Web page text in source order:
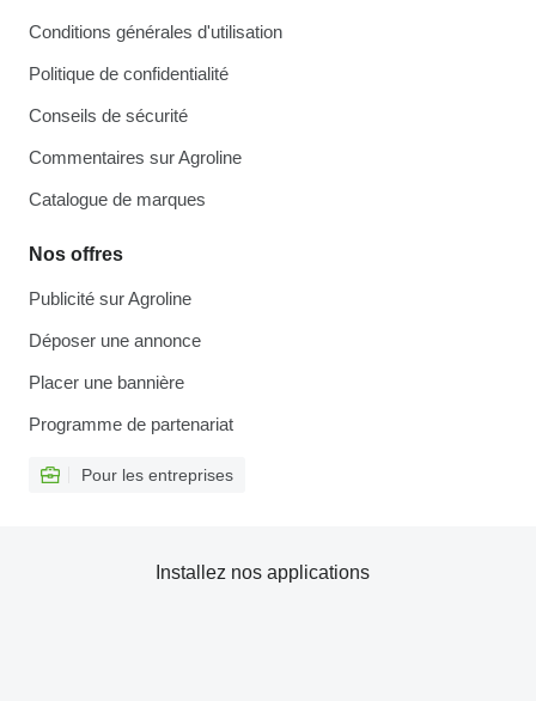
Conditions générales d'utilisation
Politique de confidentialité
Conseils de sécurité
Commentaires sur Agroline
Catalogue de marques
Nos offres
Publicité sur Agroline
Déposer une annonce
Placer une bannière
Programme de partenariat
Pour les entreprises
Installez nos applications